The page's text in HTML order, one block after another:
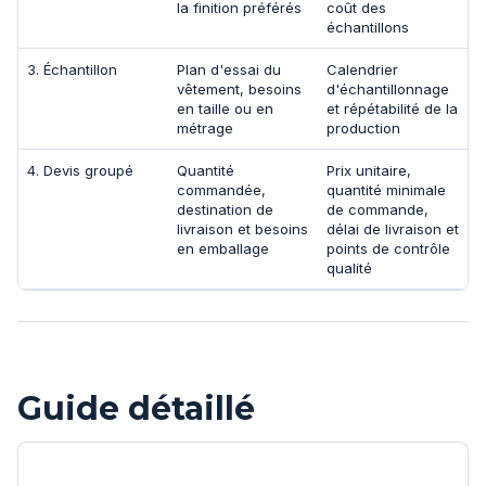
la finition préférés
coût des
échantillons
3. Échantillon
Plan d'essai du
vêtement, besoins
en taille ou en
métrage
Calendrier
d'échantillonnage
et répétabilité de la
production
4. Devis groupé
Quantité
commandée,
destination de
livraison et besoins
en emballage
Prix unitaire,
quantité minimale
de commande,
délai de livraison et
points de contrôle
qualité
Guide détaillé